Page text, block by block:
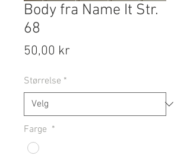
Body fra Name It Str.
68
50,00 kr
Størrelse *
Farge *